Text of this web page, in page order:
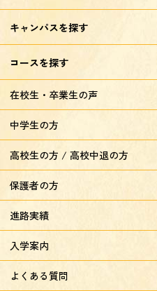
キャンパスを探す
コースを探す
在校生・卒業生の声
中学生の方
高校生の方 / 高校中退の方
保護者の方
進路実績
入学案内
よくある質問